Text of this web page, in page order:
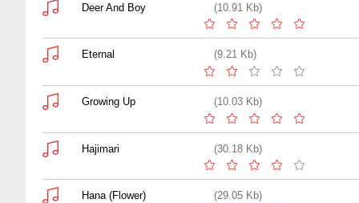
Deer And Boy (10.91 Kb)
Eternal (9.21 Kb)
Growing Up (10.03 Kb)
Hajimari (30.18 Kb)
Hana (Flower) (29.05 Kb)